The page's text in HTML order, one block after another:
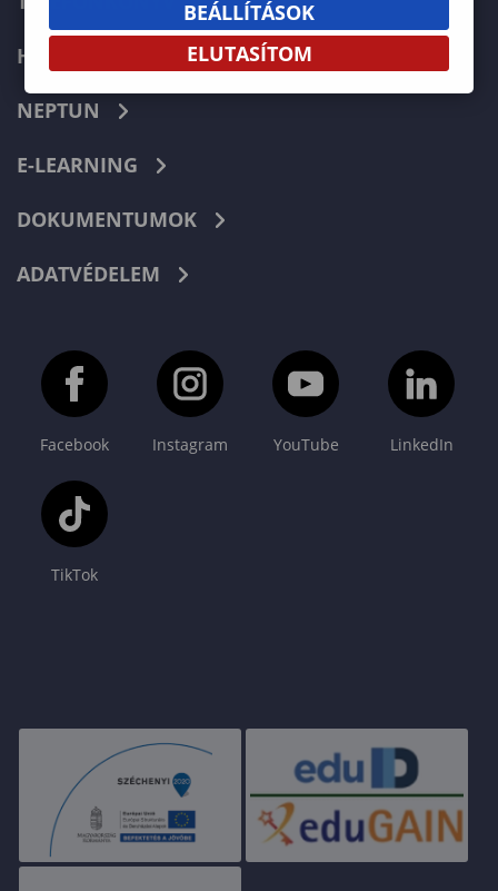
HIBABEJELENTÉS
NEPTUN
E-LEARNING
DOKUMENTUMOK
ADATVÉDELEM
Facebook Instagram YouTube LinkedIn
TikTok
BEÁLLÍTÁSOK
ELUTASÍTOM